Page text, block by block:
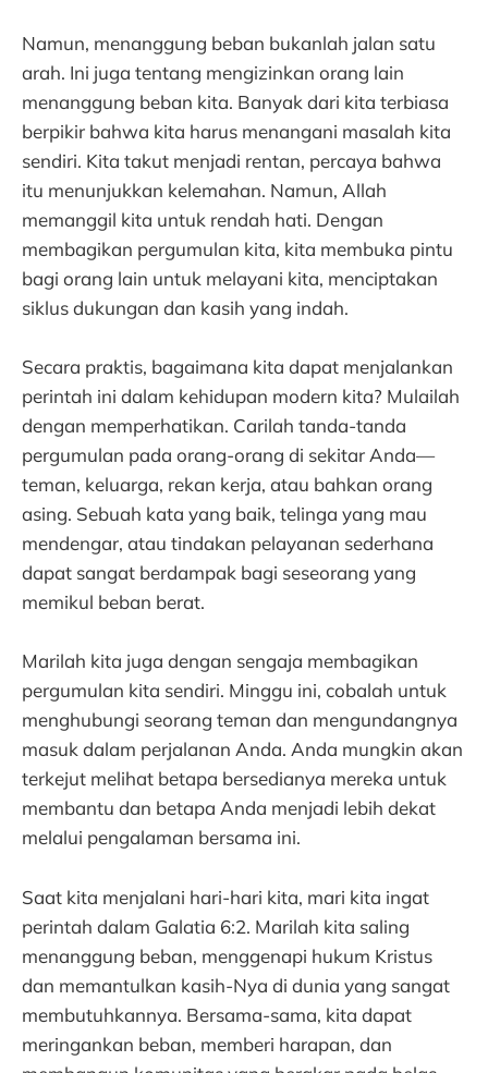
Namun, menanggung beban bukanlah jalan satu
arah. Ini juga tentang mengizinkan orang lain
menanggung beban kita. Banyak dari kita terbiasa
berpikir bahwa kita harus menangani masalah kita
sendiri. Kita takut menjadi rentan, percaya bahwa
itu menunjukkan kelemahan. Namun, Allah
memanggil kita untuk rendah hati. Dengan
membagikan pergumulan kita, kita membuka pintu
bagi orang lain untuk melayani kita, menciptakan
siklus dukungan dan kasih yang indah.
Secara praktis, bagaimana kita dapat menjalankan
perintah ini dalam kehidupan modern kita? Mulailah
dengan memperhatikan. Carilah tanda-tanda
pergumulan pada orang-orang di sekitar Anda—
teman, keluarga, rekan kerja, atau bahkan orang
asing. Sebuah kata yang baik, telinga yang mau
mendengar, atau tindakan pelayanan sederhana
dapat sangat berdampak bagi seseorang yang
memikul beban berat.
Marilah kita juga dengan sengaja membagikan
pergumulan kita sendiri. Minggu ini, cobalah untuk
menghubungi seorang teman dan mengundangnya
masuk dalam perjalanan Anda. Anda mungkin akan
terkejut melihat betapa bersedianya mereka untuk
membantu dan betapa Anda menjadi lebih dekat
melalui pengalaman bersama ini.
Saat kita menjalani hari-hari kita, mari kita ingat
perintah dalam Galatia 6:2. Marilah kita saling
menanggung beban, menggenapi hukum Kristus
dan memantulkan kasih-Nya di dunia yang sangat
membutuhkannya. Bersama-sama, kita dapat
meringankan beban, memberi harapan, dan